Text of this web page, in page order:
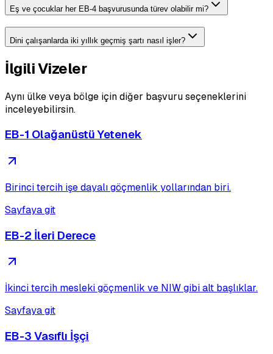
Eş ve çocuklar her EB-4 başvurusunda türev olabilir mi?
Dini çalışanlarda iki yıllık geçmiş şartı nasıl işler?
İlgili Vizeler
Aynı ülke veya bölge için diğer başvuru seçeneklerini
inceleyebilirsin.
EB-1 Olağanüstü Yetenek
Birinci tercih işe dayalı göçmenlik yollarından biri.
Sayfaya git
EB-2 İleri Derece
İkinci tercih mesleki göçmenlik ve NIW gibi alt başlıklar.
Sayfaya git
EB-3 Vasıflı İşçi